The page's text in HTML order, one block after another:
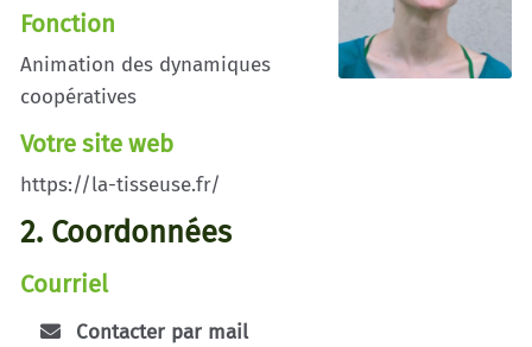
Fonction
Animation des dynamiques
coopératives
Votre site web
https://la-tisseuse.fr/
2. Coordonnées
Courriel
Contacter par mail